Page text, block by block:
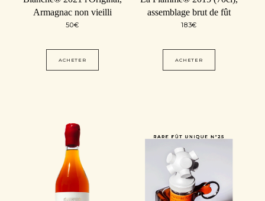
Armagnac non vieilli
50€
ACHETER
assemblage brut de fût
183€
ACHETER